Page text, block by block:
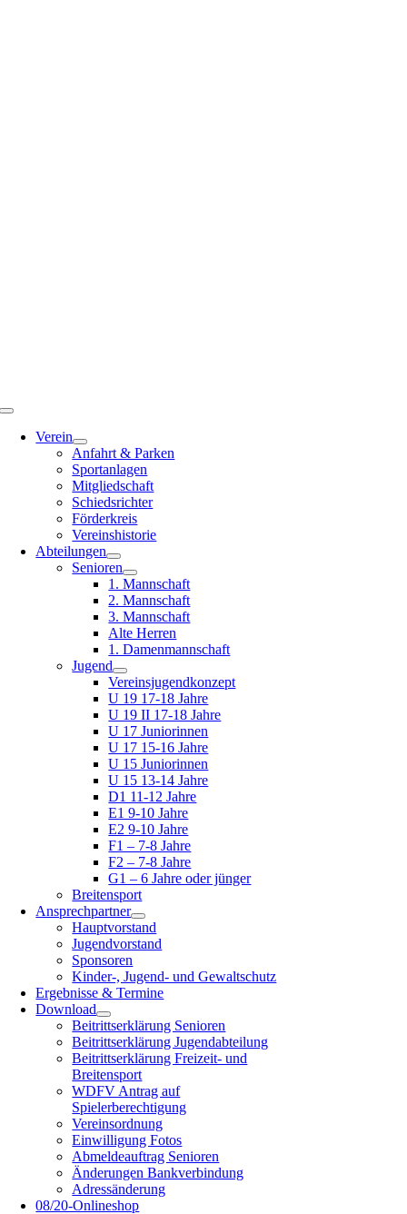
Toggle
NavigationVerein
Anfahrt & Parken
Sportanlagen
Mitgliedschaft
Schiedsrichter
Förderkreis
Vereinshistorie
Abteilungen
Senioren
1. Mannschaft
2. Mannschaft
3. Mannschaft
Alte Herren
1. Damenmannschaft
Jugend
Vereinsjugendkonzept
U 19 17-18 Jahre
U 19 II 17-18 Jahre
U 17 Juniorinnen
U 17 15-16 Jahre
U 15 Juniorinnen
U 15 13-14 Jahre
D1 11-12 Jahre
E1 9-10 Jahre
E2 9-10 Jahre
F1 – 7-8 Jahre
F2 – 7-8 Jahre
G1 – 6 Jahre oder jünger
Breitensport
Ansprechpartner
Hauptvorstand
Jugendvorstand
Sponsoren
Kinder-, Jugend- und Gewaltschutz
Ergebnisse & Termine
Download
Beitrittserklärung Senioren
Beitrittserklärung Jugendabteilung
Beitrittserklärung Freizeit- und
Breitensport
WDFV Antrag auf
Spielerberechtigung
Vereinsordnung
Einwilligung Fotos
Abmeldeauftrag Senioren
Änderungen Bankverbindung
Adressänderung
08/20-Onlineshop